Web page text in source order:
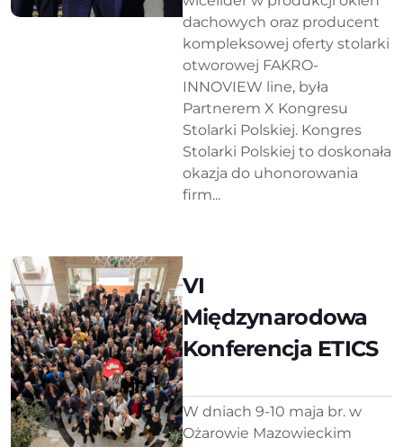
dachowych oraz producent
kompleksowej oferty stolarki
otworowej FAKRO-
INNOVIEW line, była
Partnerem X Kongresu
Stolarki Polskiej. Kongres
Stolarki Polskiej to doskonała
okazja do uhonorowania
firm...
VI
Międzynarodowa
Konferencja ETICS
W dniach 9-10 maja br. w
Ożarowie Mazowieckim